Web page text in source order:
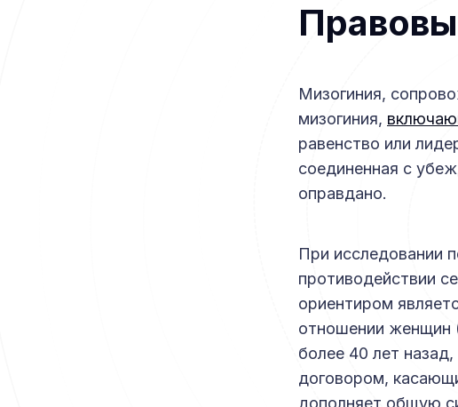
Мизогиния,
мизогиния,
равенство или
соединенная с
оправдано.
При исследовании
противодействии
ориентиром
отношении
более 40 лет
договором,